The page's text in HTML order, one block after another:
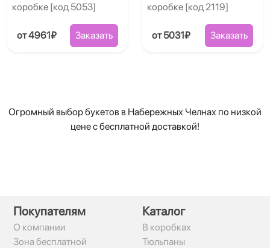
коробке [код 5053]
от 4961₽ Заказать
коробке [код 2119]
от 5031₽ Заказать
Огромный выбор букетов в Набережных Челнах по низкой
цене с бесплатной доставкой!
Покупателям
О компании
Зона бесплатной
Каталог
В коробках
Тюльпаны